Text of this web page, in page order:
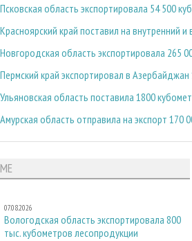
Псковская область экспортировала 54 500
Красноярский край поставил на внутренний
Новгородская область экспортировала 265
Пермский край экспортировал в
Ульяновская область поставила 1800
Амурская область отправила на экспорт 170
07.08.2026
Вологодская область экспортировала 800
тыс. кубометров лесопродукции